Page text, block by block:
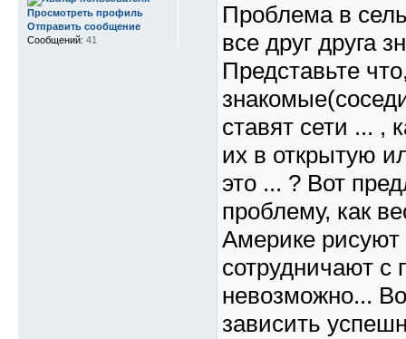
Проблема в
все друг друга
Представьте
ставят сети ... ,
их в открытую
это ... ? Вот
проблему, как
Америке
сотрудничают с
невозможно...
зависить
Просмотреть профиль
Отправить сообщение
Сообщений: 41